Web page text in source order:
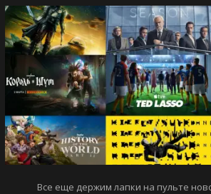
Все еще держим лапки на пульте